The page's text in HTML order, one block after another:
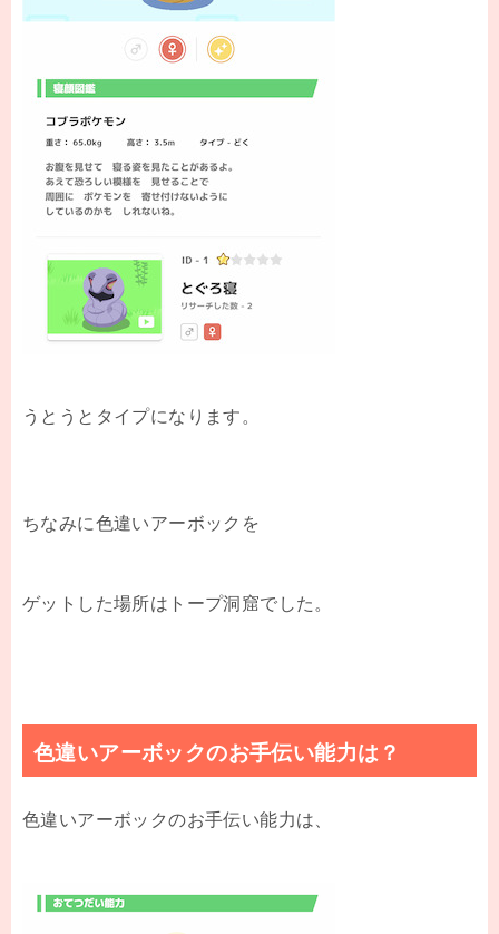
うとうとタイプになります。
ちなみに色違いアーボックを
ゲットした場所はトープ洞窟でした。
色違いアーボックのお手伝い能力は？
色違いアーボックのお手伝い能力は、